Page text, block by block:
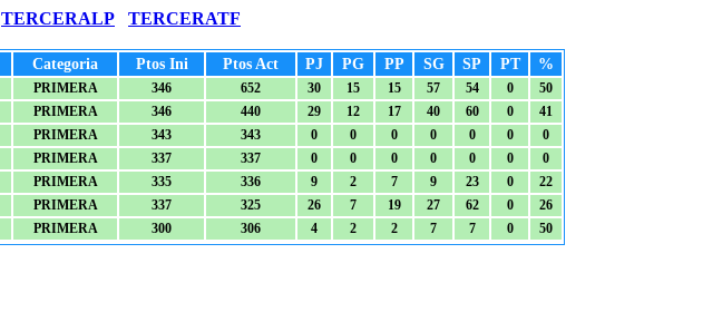
TERCERALP
TERCERATF
Categoria Ptos Ini Ptos Act PJ PG PP SG SP PT %
PRIMERA 346 652 30 15 15 57 54 0
50
PRIMERA 346 440 29 12 17 40 60 0
41
PRIMERA 343 343 0 0 0 0 0 0
0
PRIMERA 337 337 0 0 0 0 0 0
0
PRIMERA 335 336 9 2 7 9 23 0
22
PRIMERA 337 325 26 7 19 27 62 0
26
PRIMERA 300 306 4 2 2 7 7 0 50